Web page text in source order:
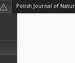
Polish Journal of